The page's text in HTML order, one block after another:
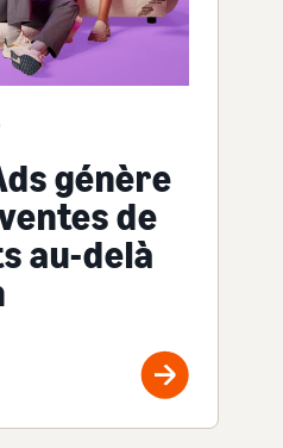
génère
de
au-delà